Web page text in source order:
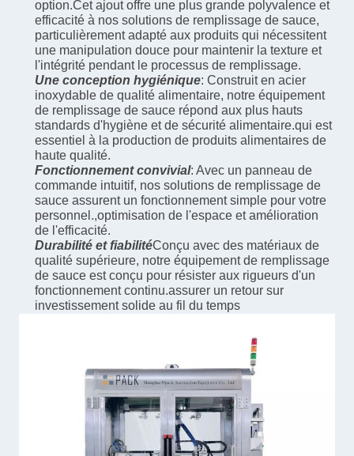
option.Cet ajout offre une plus grande polyvalence et
efficacité à nos solutions de remplissage de sauce,
particulièrement adapté aux produits qui nécessitent
une manipulation douce pour maintenir la texture et
l'intégrité pendant le processus de remplissage.
Une conception hygiénique: Construit en acier
inoxydable de qualité alimentaire, notre équipement
de remplissage de sauce répond aux plus hauts
standards d'hygiène et de sécurité alimentaire.qui est
essentiel à la production de produits alimentaires de
haute qualité.
Fonctionnement convivial: Avec un panneau de
commande intuitif, nos solutions de remplissage de
sauce assurent un fonctionnement simple pour votre
personnel.,optimisation de l'espace et amélioration
de l'efficacité.
Durabilité et fiabilitéConçu avec des matériaux de
qualité supérieure, notre équipement de remplissage
de sauce est conçu pour résister aux rigueurs d'un
fonctionnement continu.assurer un retour sur
investissement solide au fil du temps